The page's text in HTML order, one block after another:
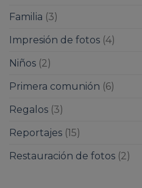
Familia (3)
Impresión de fotos (4)
Niños (2)
Primera comunión (6)
Regalos (3)
Reportajes (15)
Restauración de fotos (2)